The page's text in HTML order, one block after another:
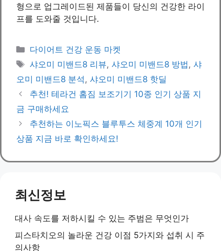
형으로 업그레이드된 제품들이 당신의 건강한 라이
프를 도와줄 것입니다.
Categories
다이어트 건강 운동 마켓
Tags
샤오미 미밴드8 리뷰,샤오미 미밴드8 방법,샤
오미 미밴드8 분석, 샤오미 미밴드8 핫딜
추천! 테라건 홈짐 보조기기 10종 인기 상품 지
금 구매하세요
추천하는 이노픽스 블루투스 체중계 10개 인기
상품 지금 바로 확인하세요!
최신정보
대사 속도를 저하시킬 수 있는 주범은 무엇인가
피스타치오의 놀라운 건강 이점 5가지와 섭취 시 주
의사항